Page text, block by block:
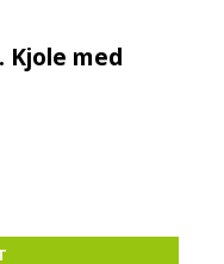
Kjole med